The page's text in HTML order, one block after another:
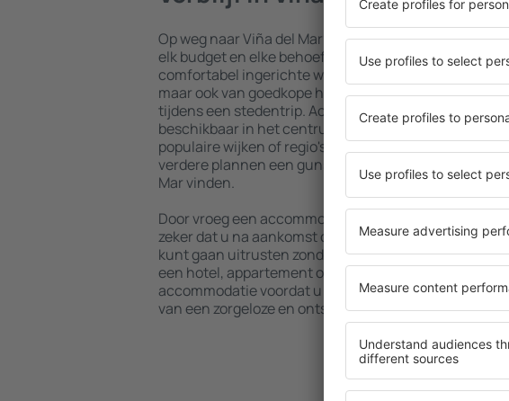
Op weg naar Viña del Mar? Vind een accommodatie
elk budget en elke behoefte. U kunt gebruik maken
comfortabel ingerichte woningen met tal van
maar ook van goedkope hostels om meerdere dagen
tijdens een stedentrip. Accommodaties in Viña del
beschikbaar in het centrum, vlakbij de luchthaven
populaire wijken of regio's. Hierdoor kunt u
verdere plannen een gunstig gelegen accommodatie
Mar vinden.
Door vroeg een accommodatie in Viña del Mar te
zeker dat u na aankomst op uw bestemming, met een
kunt gaan uitrusten zonder dat u nog op zoek hoeft
een hotel, appartement of andere accommodatie.
accommodatie voordat u Viña del Mar bezoekt en
van een zorgeloze en ontspannen sfeer tijdens uw